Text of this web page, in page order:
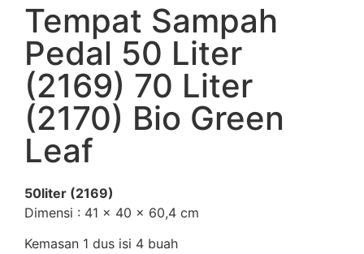
Tempat Sampah
Pedal 50 Liter
(2169) 70 Liter
(2170) Bio Green
Leaf
50liter (2169)
Dimensi : 41 x 40 x 60,4 cm
Kemasan 1 dus isi 4 buah